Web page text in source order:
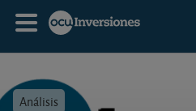
Análisis